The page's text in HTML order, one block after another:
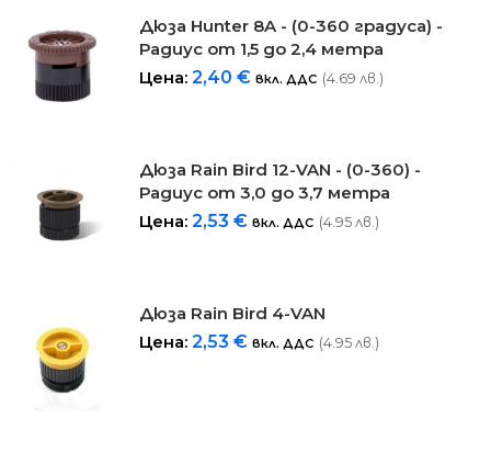
Дюза Hunter 8A - (0-360 градуса) -
Радиус от 1,5 до 2,4 метра
Цена:2,40€ вкл. ДДС (4.69 лв.)
Дюза Rain Bird 12-VAN - (0-360) -
Радиус от 3,0 до 3,7 метра
Цена:2,53€ вкл. ДДС (4.95 лв.)
Дюза Rain Bird 4-VAN
Цена:2,53€ вкл. ДДС (4.95 лв.)